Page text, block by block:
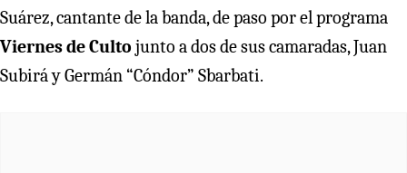
Suárez, cantante de la banda, de paso por el programa
Viernes de Culto junto a dos de sus camaradas, Juan
Subirá y Germán “Cóndor” Sbarbati.